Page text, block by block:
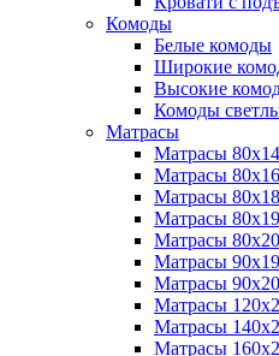
Комоды
Белые комоды
Широкие
Высокие
Комоды
Матрасы
Матрасы
Матрасы
Матрасы
Матрасы
Матрасы
Матрасы
Матрасы
Матрасы
Матрасы
Матрасы